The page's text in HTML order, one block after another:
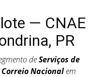
— CNAE
PR
deServiços de
Nacionalem